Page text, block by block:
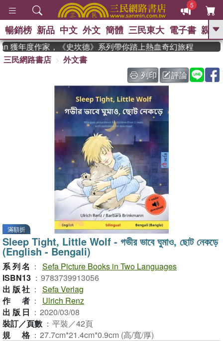
5
GO
The Odyssey 、 父親節 、 如果歷
史是一群喵 、 暑期推薦 、 國際布克
、
登輝時代 、 數學女孩：黎曼猜想
偉大的迷走神經
暢銷榜 新品 中文 外文 簡體 三民東大 電子書 親子
年度作家，《史坎德》系列帶你踏上熱血奇幻旅程
三民網路書店
外文書
列印
評論
滿額折
Sleep Tight, Little Wolf - গভীর ভাবে ঘুমাও, ছোট নেকড়ে
(English - Bengali)
系列名 ： Sefa Picture Books in Two Languages
ISBN13 ： 9783739913056
出版社 ： Sefa Verlag
作者 ：
Ulrich Renz
出版日 ： 2020/03/08
裝訂／頁數 ： 平裝／42頁
規格 ： 27.7cm*21.4cm*0.9cm (高/寬/厚)